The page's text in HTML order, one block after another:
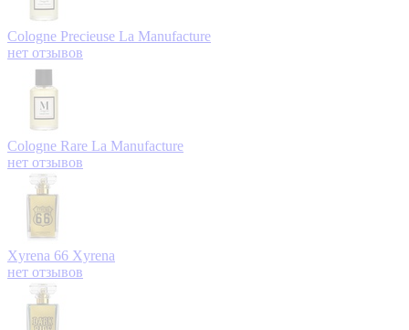
Cologne Precieuse La Manufacture
нет отзывов
Cologne Rare La Manufacture
нет отзывов
Xyrena 66 Xyrena
нет отзывов